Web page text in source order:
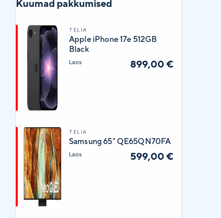
Kuumad pakkumised
TELIA
Apple iPhone 17e 512GB
Black
Laos 899,00 €
TELIA
Samsung 65" QE65QN70FA
Laos 599,00 €